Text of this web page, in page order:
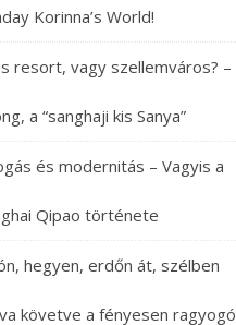
Korinna’s World!
resort, vagy szellemváros? –
a “sanghaji kis Sanya”
és modernitás – Vagyis a
Qipao története
hegyen, erdőn át, szélben
követve a fényesen ragyogó